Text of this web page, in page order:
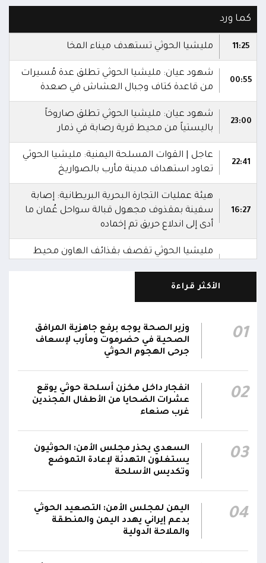
كما ورد
11:25 مليشيا الحوثي تستهدف ميناء المخا
00:55
شهود عيان: مليشيا الحوثي تطلق عدة مُسيرات
من قاعدة كتاف وجبال العشاش في صعدة
23:00
شهود عيان: مليشيا الحوثي تطلق صاروخاً
باليستياً من محيط قرية رصابة في ذمار
22:41
عاجل | القوات المسلحة اليمنية: مليشيا الحوثي
تعاود استهداف مدينة مأرب بالصواريخ
16:27
هيئة عمليات التجارة البحرية البريطانية: إصابة
سفينة بمقذوف مجهول قبالة سواحل عُمان ما
أدى إلى اندلاع حريق تم إخماده
مليشيا الحوثي تقصف بقذائف الهاون محيط
قعطبة في الضالع
في الضالع
قصف حوثي عشوائي بالسلاح الثقيل يستهدف
الأكثر قراءة
01
وزير الصحة يوجه برفع جاهزية المرافق
الصحية في حضرموت ومأرب لإسعاف
جرحى الهجوم الحوثي
02
انفجار داخل مخزن أسلحة حوثي يوقع
عشرات الضحايا من الأطفال المجندين
غرب صنعاء
03
السعدي يحذر مجلس الأمن: الحوثيون
يستغلون التهدئة لإعادة التموضع
وتكديس الأسلحة
04
اليمن لمجلس الأمن: التصعيد الحوثي
بدعم إيراني يهدد اليمن والمنطقة
والملاحة الدولية